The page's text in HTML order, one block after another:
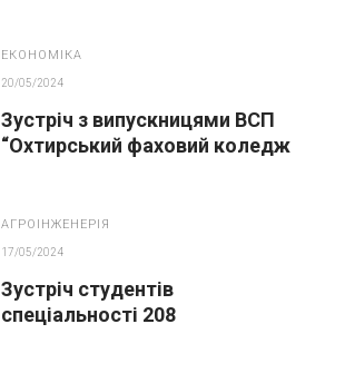
ЕКОНОМІКА
20/05/2024
Зустріч з випускницями ВСП
“Охтирський фаховий коледж
АГРОІНЖЕНЕРІЯ
17/05/2024
Зустріч студентів
спеціальності 208